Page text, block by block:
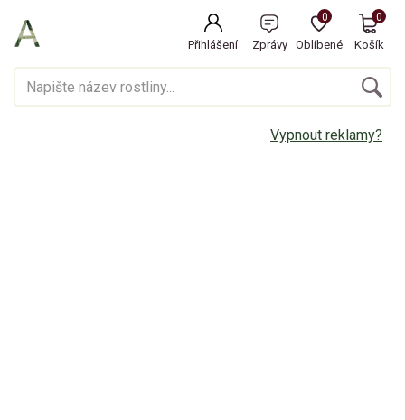
Přihlášení Zprávy Oblíbené
0
Košík
0
Vypnout reklamy?